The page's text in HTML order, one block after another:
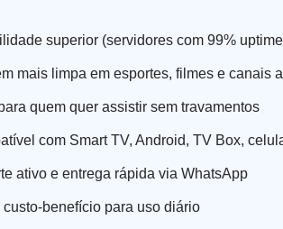
superior (servidores com 99%
mais limpa em esportes, filmes e canais
quem quer assistir sem travamentos
com Smart TV, Android, TV Box,
ativo e entrega rápida via WhatsApp
custo-benefício para uso diário